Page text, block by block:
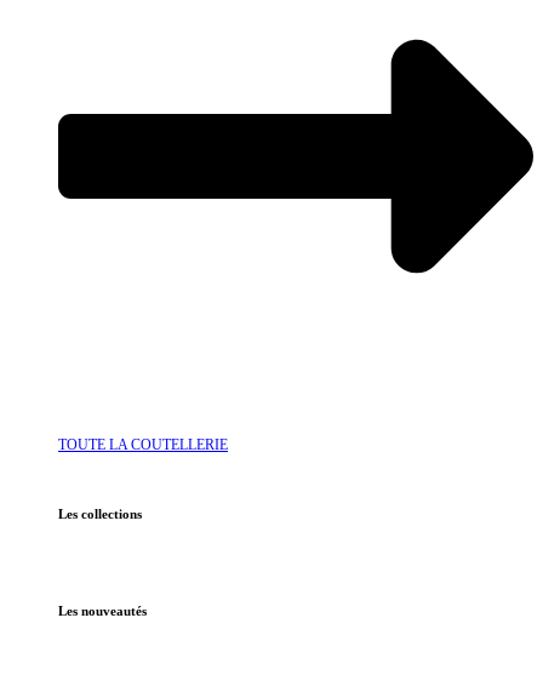
TOUTE LA COUTELLERIE
Les collections
Les nouveautés